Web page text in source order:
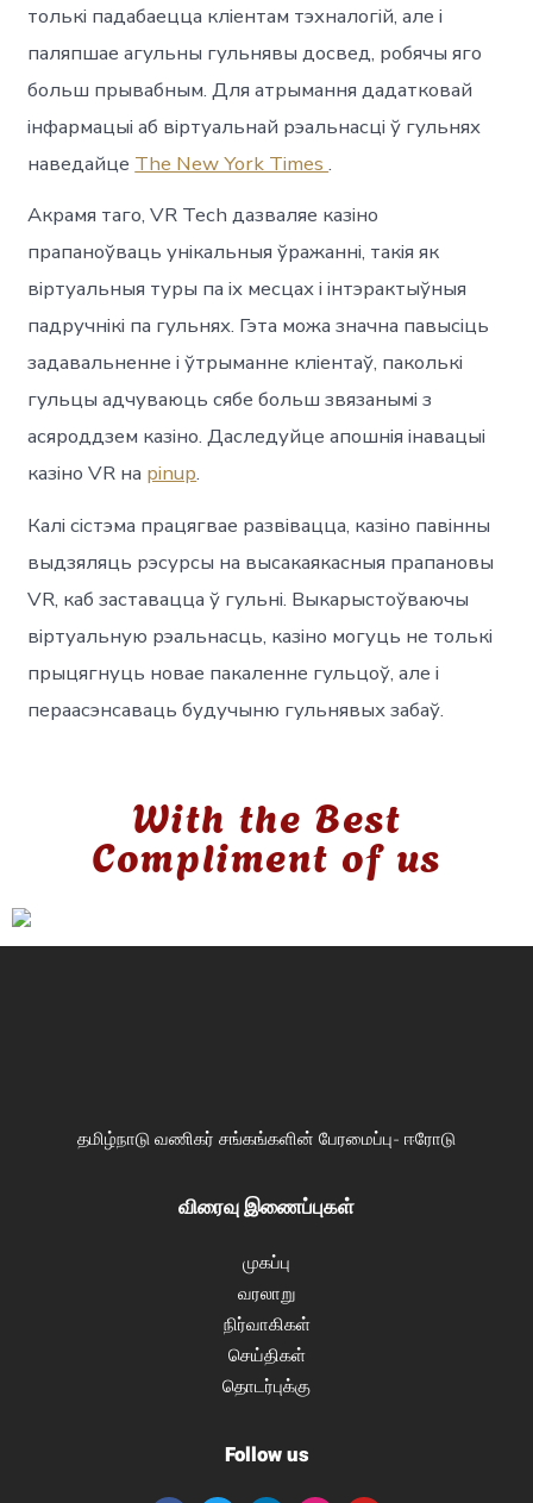
толькі падабаецца кліентам тэхналогій, але і
паляпшае агульны гульнявы ​​​​досвед, робячы яго
больш прывабным. Для атрымання дадатковай
інфармацыі аб віртуальнай рэальнасці ў гульнях
наведайце The New York Times.
Акрамя таго, VR Tech дазваляе казіно
прапаноўваць унікальныя ўражанні, такія як
віртуальныя туры па іх месцах і інтэрактыўныя
падручнікі па гульнях. Гэта можа значна павысіць
задавальненне і ўтрыманне кліентаў, паколькі
гульцы адчуваюць сябе больш звязанымі з
асяроддзем казіно. Даследуйце апошнія інавацыі
казіно VR на pinup.
Калі сістэма працягвае развівацца, казіно павінны
выдзяляць рэсурсы на высакаякасныя прапановы
VR, каб заставацца ў гульні. Выкарыстоўваючы
віртуальную рэальнасць, казіно могуць не толькі
прыцягнуць новае пакаленне гульцоў, але і
пераасэнсаваць будучыню гульнявых забаў.
With the Best
Compliment of us
தமிழ்நாடு வணிகர் சங்கங்களின் பேரமைப்பு- ஈரோடு
விரைவு இணைப்புகள்
முகப்பு
வரலாறு
நிர்வாகிகள்
செய்திகள்
தொடர்புக்கு
Follow us